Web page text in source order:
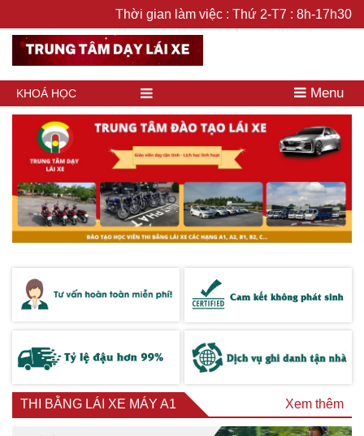
Thời gian làm việc : Thứ 2-T7 : 8h-17h30
KHOÁ HỌC Menu
THI BẰNG LÁI XE MÁY A1 Xem thêm